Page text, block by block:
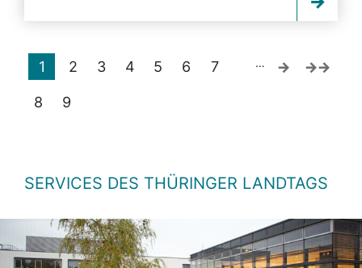
1 2 3 4 5 6 7
8 9
…
SERVICES DES THÜRINGER LANDTAGS